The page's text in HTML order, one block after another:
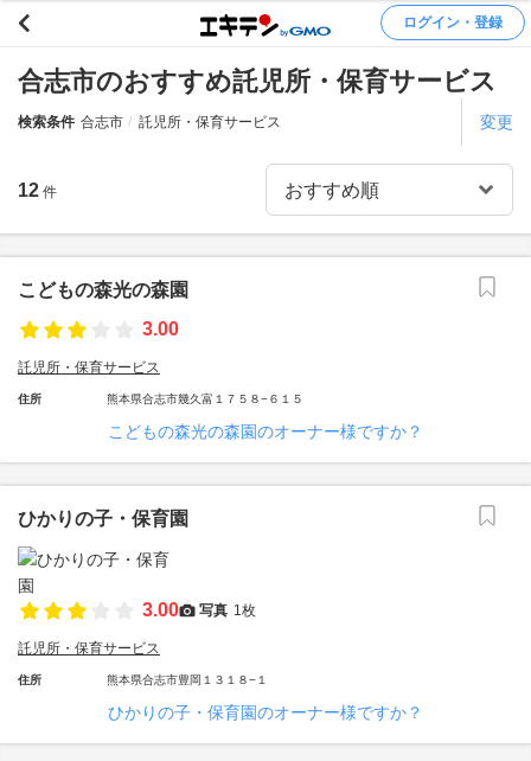
ログイン・登録
合志市のおすすめ託児所・保育サービス
検索条件 合志市 託児所・保育サービス 変更
12 件
こどもの森光の森園
3.00
託児所・保育サービス
住所 熊本県合志市幾久富１７５８−６１５
こどもの森光の森園のオーナー様ですか？
ひかりの子・保育園
3.00 写真 1枚
託児所・保育サービス
住所 熊本県合志市豊岡１３１８−１
ひかりの子・保育園のオーナー様ですか？